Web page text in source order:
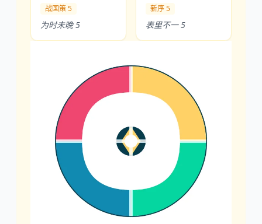
战国策 5
为时未晚 5
新序 5
表里不一 5